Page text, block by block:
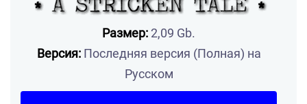
Размер: 2,09 Gb.
Версия:Последняя версия (Полная) на
Русском